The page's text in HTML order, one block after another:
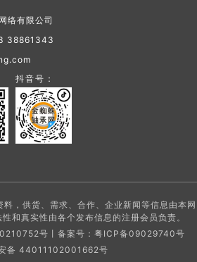
络有限公司
38861343
抖音号：
，供货、需求、合作、企业新闻等信息由本网
和真实性由各个发布信息的注册会员负责。
号丨备案号： 粤ICP备09029740号
备 44011102001662号